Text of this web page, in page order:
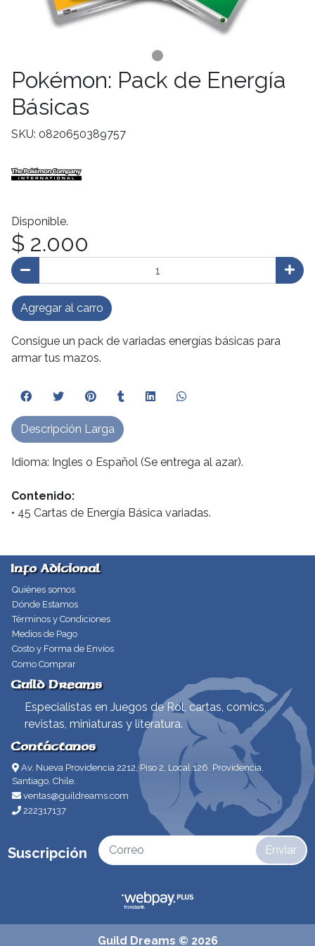
Pokémon: Pack de Energía
Básicas
SKU: 0820650389757
Disponible.
$ 2.000
Agregar al carro
Consigue un pack de variadas energías básicas para
armar tus mazos.
Idioma: Ingles o Español (Se entrega al azar).
Contenido:
• 45 Cartas de Energía Básica variadas.
Descripción Larga
Info Adicional
Quiénes somos
Dónde Estamos
Términos y Condiciones
Medios de Pago
Costo y Forma de Envíos
Como Comprar
Guild Dreams
Especialistas en Juegos de Rol, cartas, comics,
revistas, miniaturas y literatura.
Contáctanos
Av. Nueva Providencia 2212, Piso 2, Local 126. Providencia,
Santiago, Chile.
ventas@guildreams.com
222317137
Suscripción Enviar
Guild Dreams © 2026